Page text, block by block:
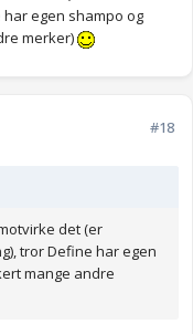
egen shampo og
merker)
#18
det (er
tror Define har egen
mange andre